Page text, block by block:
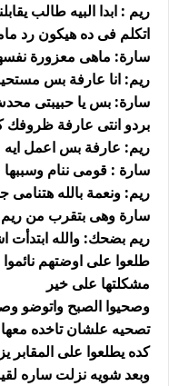
ريم : ابدا البيه طالب
اتكلم فى ده هيكون رد
سارة: ماهى معزورة
ريم: انا عارفة بس
سارة: بس يا حبيبتى
بردو انتى عارفة ظروفك
ريم: عارفة بس اعمل ايه
سارة : قومى ننام وسببها
ريم: ونعمة بالله هتنامى
سارة وهى بتقرب من
ريم بضحك: والله ابتدأت
طلعوا على اوضتهم
مشكلتها على خير
وصحيوا الصبح واتوضو
تصحيه علشان تاخده
كده يطلعوا على المقابر
وبعد شويه نزلت ساره